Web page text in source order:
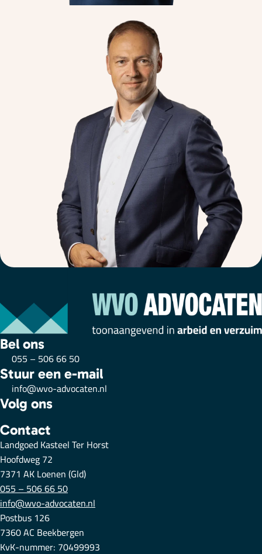
Bel ons
055 – 506 66 50
Stuur een e-mail
info@wvo-advocaten.nl
Volg ons
Contact
Landgoed Kasteel Ter Horst
Hoofdweg 72
7371 AK Loenen (Gld)
055 – 506 66 50
info@wvo-advocaten.nl
Postbus 126
7360 AC Beekbergen
KvK-nummer: 70499993